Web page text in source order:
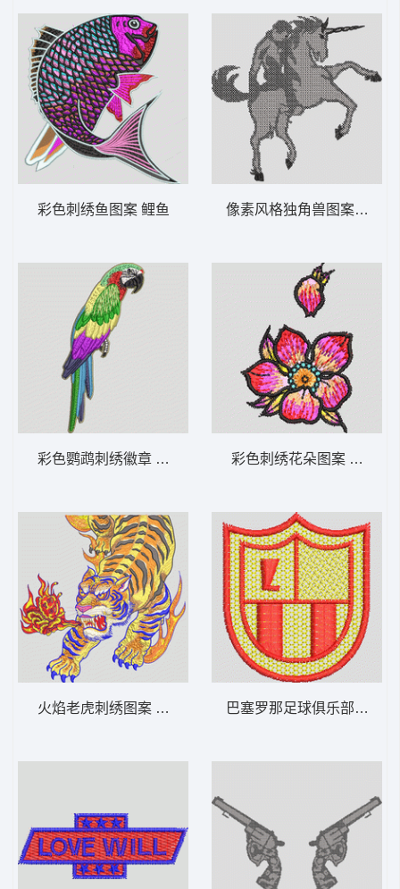
彩色刺绣鱼图案 鲤鱼
彩色鹦鹉刺绣徽章 鸟 鹦鹉
火焰老虎刺绣图案 老虎
像素风格独角兽图案 保罗
彩色刺绣花朵图案 靓花
巴塞罗那足球俱乐部队徽